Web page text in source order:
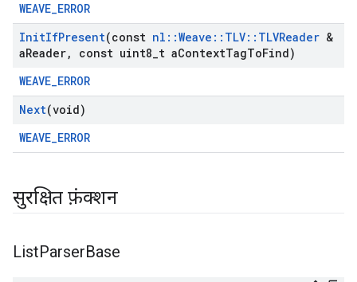
WEAVE_ERROR
InitIfPresent(const nl ::Weave :: TLV:: TLVReader &
aReader, const uint8 t aContextTagToFind)
WEAVE_ERROR
Next(void)
WEAVE_ERROR
सुरक्षित फ़ंक्शन
ListParserBase